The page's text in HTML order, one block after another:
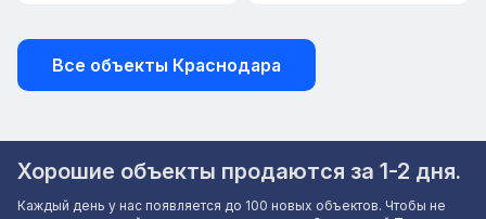
Все объекты Краснодара
Хорошие объекты продаются за 1-2 дня.
Каждый день у нас появляется до 100 новых объектов. Чтобы не